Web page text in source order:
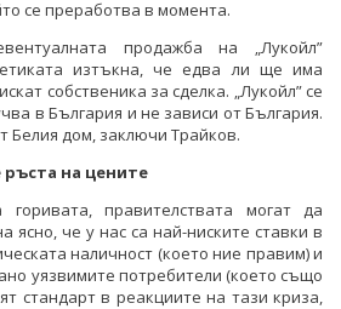
се преработва в момента.
продажба на „Лукойл”
изтъкна, че едва ли ще има
собственика за сделка. „Лукойл” се
в България и не зависи от България.
Белия дом, заключи Трайков.
на цените
правителствата могат да
ясно, че у нас са най-ниските ставки в
наличност (което ние правим) и
уязвимите потребители (което също
стандарт в реакциите на тази криза,